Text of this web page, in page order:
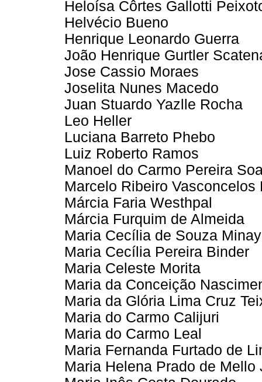
Heloísa Côrtes Gallotti
Helvécio Bueno
Henrique Leonardo Guerra
João Henrique Gurtler
Jose Cassio Moraes
Joselita Nunes Macedo
Juan Stuardo Yazlle Rocha
Leo Heller
Luciana Barreto Phebo
Luiz Roberto Ramos
Manoel do Carmo Pereira
Marcelo Ribeiro Vasconcelos
Márcia Faria Westhpal
Márcia Furquim de Almeida
Maria Cecília de Souza
Maria Cecília Pereira Binder
Maria Celeste Morita
Maria da Conceição
Maria da Glória Lima Cruz
Maria do Carmo Calijuri
Maria do Carmo Leal
Maria Fernanda Furtado de
Maria Helena Prado de Mello